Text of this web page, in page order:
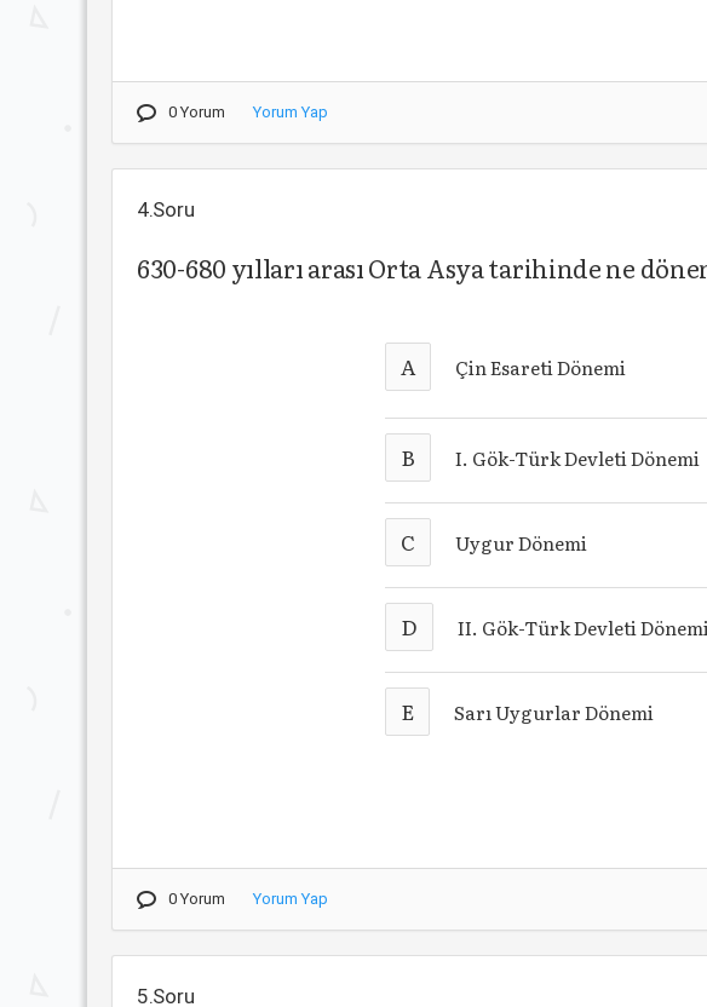
0 Yorum Yorum Yap
4.Soru
630-680 yılları arası Orta Asya tarihinde ne
A Çin Esareti Dönemi
B I. Gök-Türk Devleti Dönemi
C Uygur Dönemi
D II. Gök-Türk Devleti Dönemi
E Sarı Uygurlar Dönemi
0 Yorum Yorum Yap
5.Soru